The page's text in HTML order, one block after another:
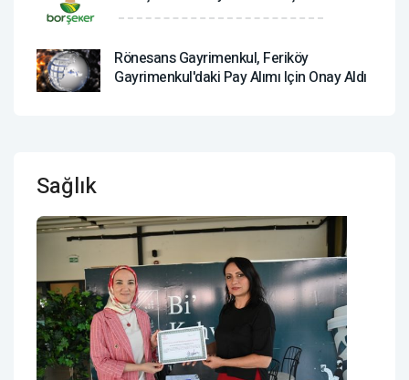
Rönesans Gayrimenkul, Feriköy
Gayrimenkul'daki Pay Alımı Için Onay Aldı
Sağlık